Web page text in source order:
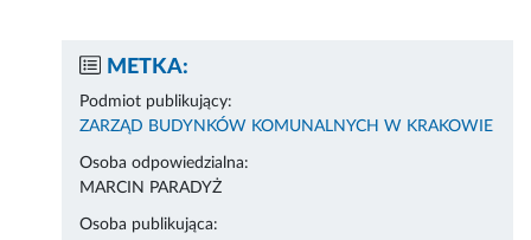
METKA:
Podmiot publikujący:
ZARZĄD BUDYNKÓW KOMUNALNYCH W KRAKOWIE
Osoba odpowiedzialna:
MARCIN PARADYŻ
Osoba publikująca: